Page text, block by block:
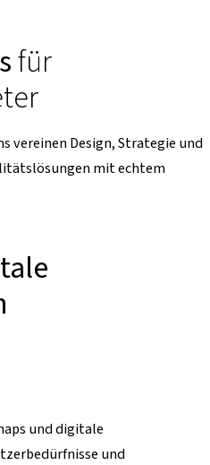
für
vereinen Design, Strategie und
mit echtem
und digitale
und